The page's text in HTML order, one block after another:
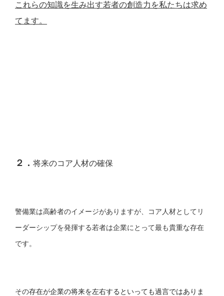
これらの知識を生み出す若者の創造力を私たちは求め
てます。
２． 将来のコア人材の確保
警備業は高齢者のイメージがありますが、コア人材としてリ
ーダーシップを発揮する若者は企業にとって最も貴重な存在
です。
その存在が企業の将来を左右するといっても過言ではありま